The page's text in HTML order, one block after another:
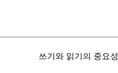
쓰기와 읽기의 중요성